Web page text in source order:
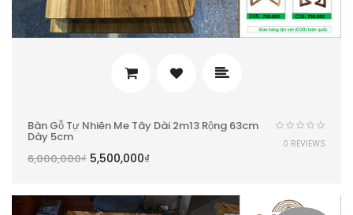
Bàn Gỗ Tự Nhiên Me Tây Dài 2m13 Rộng 63cm
Dày 5cm
6,000,000₫ 5,500,000₫
0 REVIEWS